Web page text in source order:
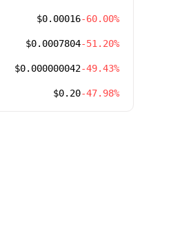
$0.00016-60.00%
$0.0007804-51.20%
$0.000000042-49.43%
$0.20-47.98%